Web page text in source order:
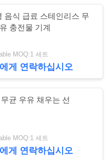
음식 급료 스테인리스 무
충전물 기계
MOQ:1 세트
게 연락하십시오
균 우유 채우는 선
MOQ:1 세트
게 연락하십시오